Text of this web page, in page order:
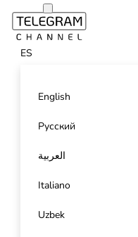
ES
English
Русский
العربية
Italiano
Uzbek